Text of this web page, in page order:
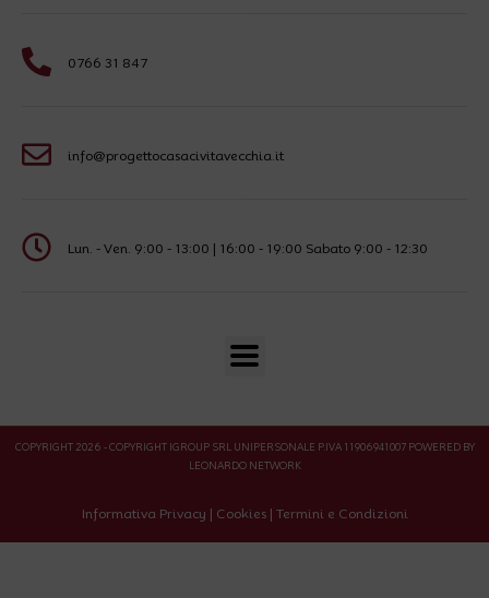
0766 31 847
info@progettocasacivitavecchia.it
Lun. - Ven. 9:00 - 13:00 | 16:00 - 19:00 Sabato 9:00 - 12:30
COPYRIGHT 2026 - COPYRIGHT IGROUP SRL UNIPERSONALE P.IVA 11906941007 POWERED BY
LEONARDO NETWORK
Informativa Privacy | Cookies| Termini e Condizioni